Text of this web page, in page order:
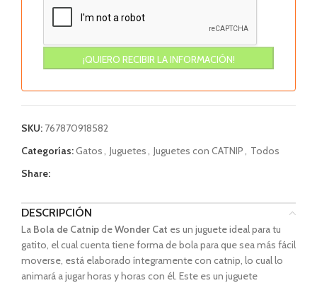
SKU: 767870918582
Categorías:Gatos, Juguetes, Juguetes con CATNIP, Todos
Share:
DESCRIPCIÓN
La Bola de CatnipdeWonder Cat es un juguete ideal para tu
gatito, el cual cuenta tiene forma de bola para que sea más fácil
moverse, está elaborado íntegramente con catnip, lo cual lo
animará a jugar horas y horas con él. Este es un juguete